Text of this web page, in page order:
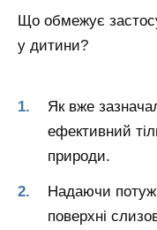
Що обмежує
у дитини?
Як вже
ефективний
природи.
Надаючи
поверхні